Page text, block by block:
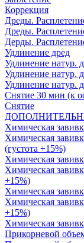
Коррекция
Дреды.
Дреды.
Дерды.
Удлинение дред
Удлинение натур.
Удлинение натур.
Удлинение натур.
Снятие 30 мин (к
Снятие
Химическая
Химическая
(густота +15%)
Химическая
Химическая
+15%)
Химическая
Химическая
+15%)
Химическая
Прикорневой